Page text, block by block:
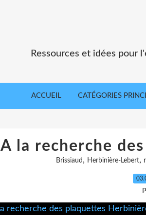
Ressources et idées pour
ACCUEIL CATÉGORIES
A la recherche
Brissiaud , Herbinière-Lebert,